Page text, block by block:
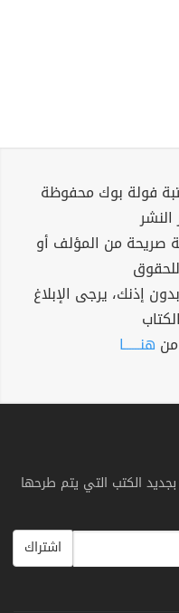
فولة بوك محفوظة
صريحة من المؤلف أو
إذنك، يرجى الإبلاغ
هنــــــا
بجديد الكتب التي يتم طرحها
اشتراك